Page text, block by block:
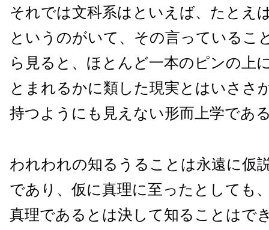
それでは文科系はといえば、たとえ
というのがいて、その言っているこ
ら見ると、ほとんど一本のピンの上
とまれるかに類した現実とはいささ
持つようにも見えない形而上学であ
われわれの知るうることは永遠に仮
であり、仮に真理に至ったとしても
真理であるとは決して知ることはで